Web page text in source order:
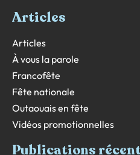
Articles
Articles
À vous la parole
Francofête
Fête nationale
Outaouais en fête
Vidéos promotionnelles
Publications